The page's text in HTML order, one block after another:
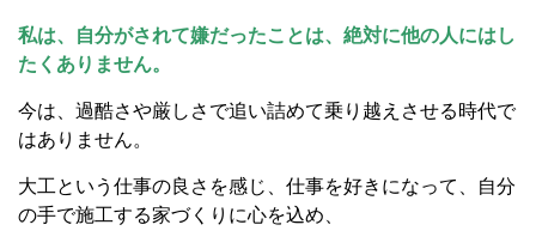
私は、自分がされて嫌だったことは、絶対に他の人にはし
たくありません。
今は、過酷さや厳しさで追い詰めて乗り越えさせる時代で
はありません。
大工という仕事の良さを感じ、仕事を好きになって、自分
の手で施工する家づくりに心を込め、